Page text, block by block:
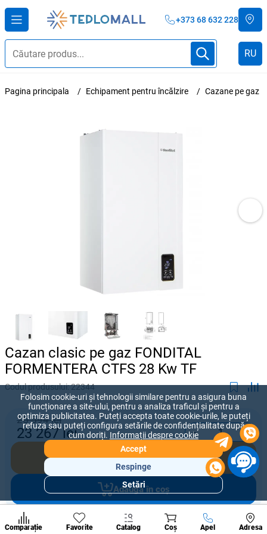
+373 68 632 228
RU
Pagina principala Echipament pentru încălzire Cazane pe gaz
Cazan clasic pe gaz FONDITAL
FORMENTERA CTFS 28 Kw TF
Codul produsului:22344
25 594 lei
23 267lei - +
Cumpără acum
Adaugă în coș
Oferiți prețul pe care sunteți dispus să îl plătiți pentru acest produs.
Comparație Favorite Catalog Coș Apel Adresa
A suna
populare
de
Folosim cookie-uri și tehnologii similare pentru a asigura buna
funcționare a site-ului, pentru a analiza traficul și pentru a
optimiza publicitatea. Puteți accepta toate cookie-urile, le puteți
refuza sau puteți configura setările de confidențialitate după
cum doriți. Informații despre cookie
Accept
Respinge
Setări